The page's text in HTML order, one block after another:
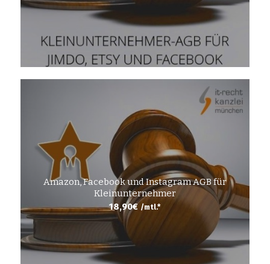
Amazon, Facebook und Instagram AGB für
Kleinunternehmer
18,90€ /mtl.*